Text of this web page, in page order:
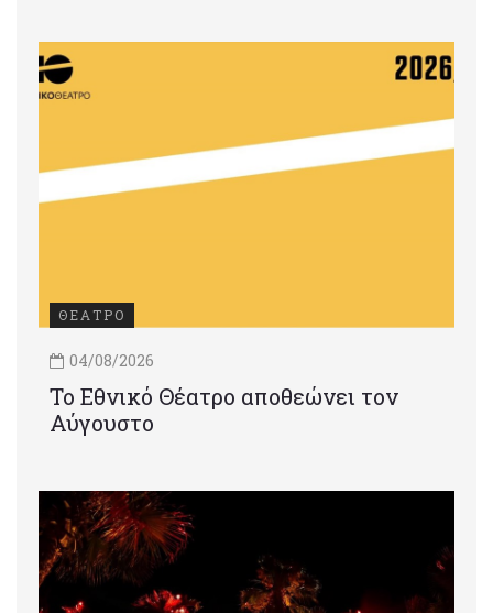
ΘΕΑΤΡΟ
04/08/2026
Το Εθνικό Θέατρο αποθεώνει τον
Αύγουστο